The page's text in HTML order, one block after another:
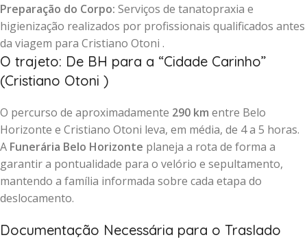
Preparação do Corpo: Serviços de tanatopraxia e
higienização realizados por profissionais qualificados antes
da viagem para Cristiano Otoni .
O trajeto: De BH para a “Cidade Carinho”
(Cristiano Otoni )
O percurso de aproximadamente 290 km entre Belo
Horizonte e Cristiano Otoni leva, em média, de 4 a 5 horas.
A Funerária Belo Horizonte planeja a rota de forma a
garantir a pontualidade para o velório e sepultamento,
mantendo a família informada sobre cada etapa do
deslocamento.
Documentação Necessária para o Traslado